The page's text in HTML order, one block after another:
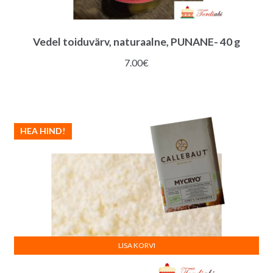
Vedel toiduvärv, naturaalne, PUNANE- 40 g
7.00€
HEA HIND!
LISA KORVI